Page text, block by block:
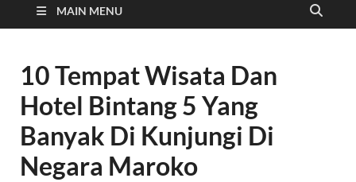
MAIN MENU
10 Tempat Wisata Dan
Hotel Bintang 5 Yang
Banyak Di Kunjungi Di
Negara Maroko